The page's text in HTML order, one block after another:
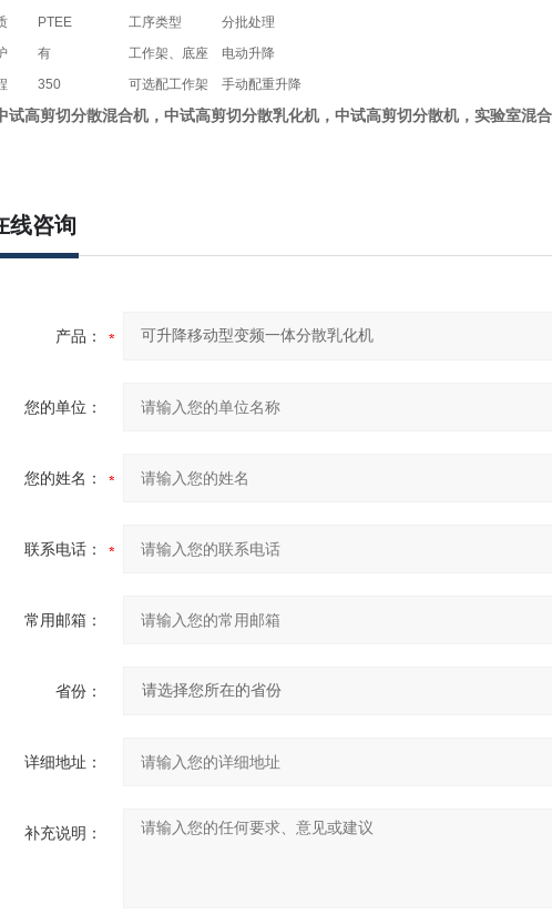
PTEE 工序类型
分批处理
有 工作架、底座
电动升降
350 可选配工作架 手动配重升降
试高剪切分散混合机， 中试高剪切分散乳化机，中试高剪切分散机，实验室混
线咨询
产品：
您的单位：
您的姓名：
联系电话：
常用邮箱：
省份：
详细地址：
补充说明：